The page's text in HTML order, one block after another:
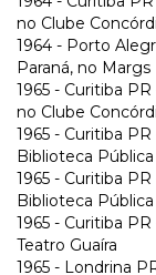
no Clube
1964 - Porto
Paraná, no Margs
1965 - Curitiba
no Clube
1965 - Curitiba
Biblioteca
1965 - Curitiba
Biblioteca
1965 - Curitiba
Teatro Guaíra
1965 - Londrina